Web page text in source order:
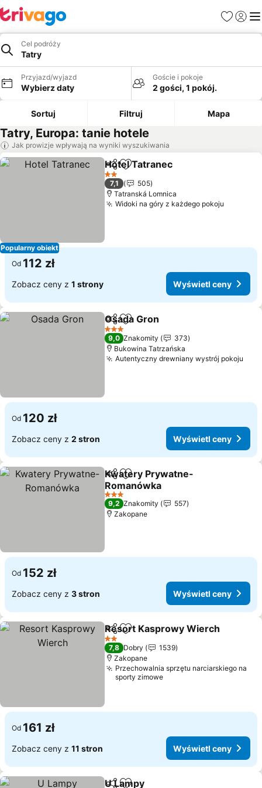
Ulubione
Cel podróży
Tatry
Przyjazd/wyjazd
Wybierz daty
Goście i pokoje
2 gości, 1 pokój.
Sortuj Filtruj Mapa
Tatry, Europa: tanie hotele
Jak prowizje wpływają na wyniki wyszukiwania
Popularny obiekt
Udostępnij
Dodaj do ulubionych
Hotel Tatranec
2 Kategoria
7,1
505
Tatranská Lomnica
Widoki na góry z każdego pokoju
Od 112 zł
Zobacz ceny z 1 strony Wyświetl ceny
Udostępnij
Dodaj do ulubionych
Osada Gron
3 Kategoria
9,0 Znakomity
373
Bukowina Tatrzańska
Autentyczny drewniany wystrój pokoju
Od 120 zł
Zobacz ceny z 2 stron Wyświetl ceny
Udostępnij
Dodaj do ulubionych
Kwatery Prywatne-
Romanówka
Wyświetl ceny
3 Kategoria
9,2 Znakomity
557
Zakopane
Od 152 zł
Zobacz ceny z 3 stron Wyświetl ceny
Udostępnij
Dodaj do ulubionych
Resort Kasprowy Wierch
2 Kategoria
7,8 Dobry
1539
Zakopane
Przechowalnia sprzętu narciarskiego na
sporty zimowe
Od 161 zł
Zobacz ceny z 11 stron Wyświetl ceny
U Lampy